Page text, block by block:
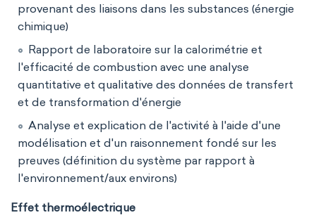
provenant des liaisons dans les substances (énergie
chimique)
Rapport de laboratoire sur la calorimétrie et
l'efficacité de combustion avec une analyse
quantitative et qualitative des données de transfert
et de transformation d'énergie
Analyse et explication de l'activité à l'aide d'une
modélisation et d'un raisonnement fondé sur les
preuves (définition du système par rapport à
l'environnement/aux environs)
Effet thermoélectrique